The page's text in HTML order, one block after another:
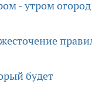
- утром огород
будет